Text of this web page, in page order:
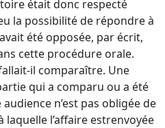
était donc respecté
la possibilité de répondre à
été opposée, par écrit,
cette procédure orale.
il comparaître. Une
qui a comparu ou a été
n’est pas obligée de
laquelle l’affaire estrenvoyée